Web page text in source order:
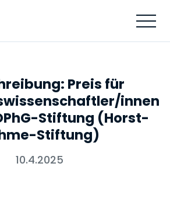
Preis für
innen
Stiftung (Horst-
Stiftung)
10.4.2025